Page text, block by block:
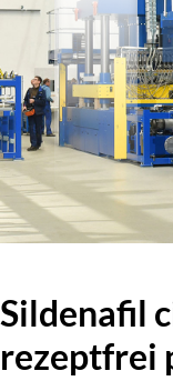
Sildenafil
rezeptfrei